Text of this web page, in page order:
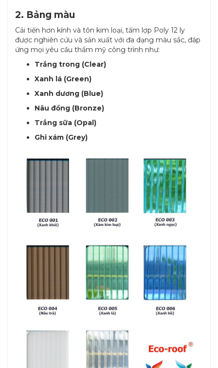
2. Bảng màu
Cải tiến hơn kính và tôn kim loại, tấm lợp Poly 12 ly
được nghiên cứu và sản xuất với đa dạng màu sắc, đáp
ứng mọi yêu cầu thẩm mỹ công trình như:
Trắng trong (Clear)
Xanh lá (Green)
Xanh dương (Blue)
Nâu đồng (Bronze)
Trắng sữa (Opal)
Ghi xám (Grey)